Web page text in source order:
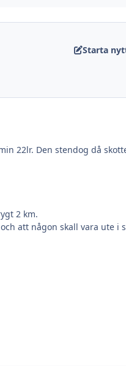
Starta
22lr. Den stendog då
2 km.
att någon skall vara ute i